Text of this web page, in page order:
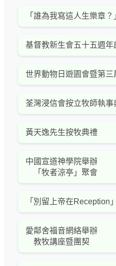
「誰為我寫這人生樂章？
基督教新生會五十五週年
世界動物日遊園會暨第三
荃灣浸信會按立牧師執事
黃天逸先生按牧典禮
中國宣道神學院舉辦
「牧者涼亭」聚會
「別留上帝在Reception」
愛鄰舍福音網絡舉辦
教牧講座暨團契